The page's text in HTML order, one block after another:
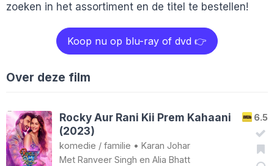
zoeken in het assortiment en de titel te bestellen!
Koop nu op blu-ray of dvd 👉
Over deze film
6.5
Rocky Aur Rani Kii Prem Kahaani
(2023)
komedie / familie • Karan Johar
Met Ranveer Singh en Alia Bhatt